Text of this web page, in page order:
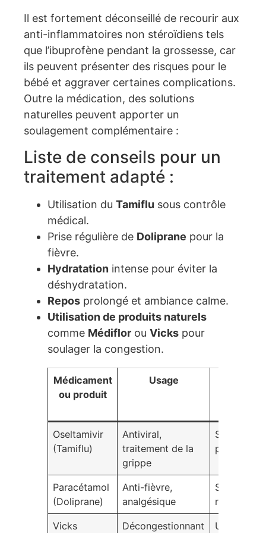
Il est fortement déconseillé de recourir aux
anti-inflammatoires non stéroïdiens tels
que l’ibuprofène pendant la grossesse, car
ils peuvent présenter des risques pour le
bébé et aggraver certaines complications.
Outre la médication, des solutions
naturelles peuvent apporter un
soulagement complémentaire :
Liste de conseils pour un
traitement adapté :
Utilisation du Tamiflu sous contrôle
médical.
Prise régulière de Doliprane pour la
fièvre.
Hydratation intense pour éviter la
déshydratation.
Repos prolongé et ambiance calme.
Utilisation de produits naturels
comme Médiflor ou Vicks pour
soulager la congestion.
Médicament
ou produit
Usage
Oseltamivir
(Tamiflu)
Antiviral,
traitement de la
grippe
Sécurisé
Paracétamol
(Doliprane)
Anti-fièvre,
analgésique
Sûr en
Vicks Décongestionnant Utilisation